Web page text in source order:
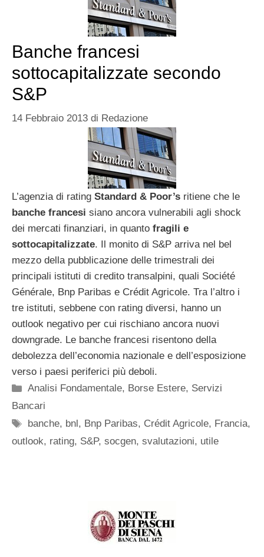
Banche francesi
sottocapitalizzate secondo
S&P
14 Febbraio 2013 di Redazione
L’agenzia di rating Standard & Poor’s ritiene che le
banche francesi siano ancora vulnerabili agli shock
dei mercati finanziari, in quanto fragili e
sottocapitalizzate. Il monito di S&P arriva nel bel
mezzo della pubblicazione delle trimestrali dei
principali istituti di credito transalpini, quali Société
Générale, Bnp Paribas e Crédit Agricole. Tra l’altro i
tre istituti, sebbene con rating diversi, hanno un
outlook negativo per cui rischiano ancora nuovi
downgrade. Le banche francesi risentono della
debolezza dell’economia nazionale e dell’esposizione
verso i paesi periferici più deboli.
Categorie
Analisi Fondamentale, Borse Estere, Servizi
Bancari
Tag
banche, bnl , Bnp Paribas, Crédit Agricole, Francia,
outlook, rating, S&P, socgen, svalutazioni, utile